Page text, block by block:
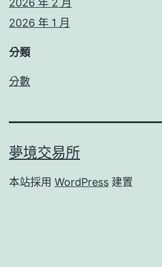
2026 年 2 月
2026 年 1 月
分類
分數
夢境交易所
本站採用 WordPress 建置